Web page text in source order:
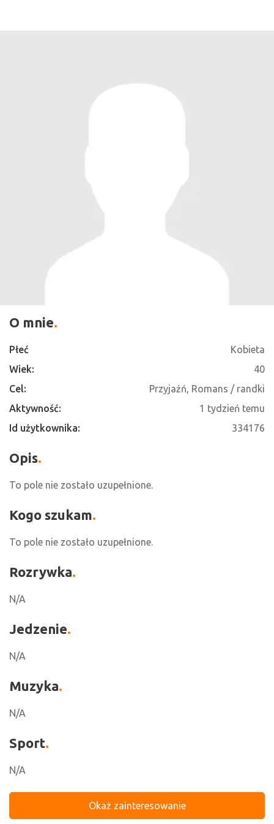
O mnie
Płeć
Kobieta
Wiek:
40
Cel:
Przyjaźń, Romans / randki
Aktywność:
1 tydzień temu
Id użytkownika:
334176
Opis
To pole nie zostało uzupełnione.
Kogo szukam
To pole nie zostało uzupełnione.
Rozrywka
N/A
Jedzenie
N/A
Muzyka
N/A
Sport
N/A
Okaż zainteresowanie